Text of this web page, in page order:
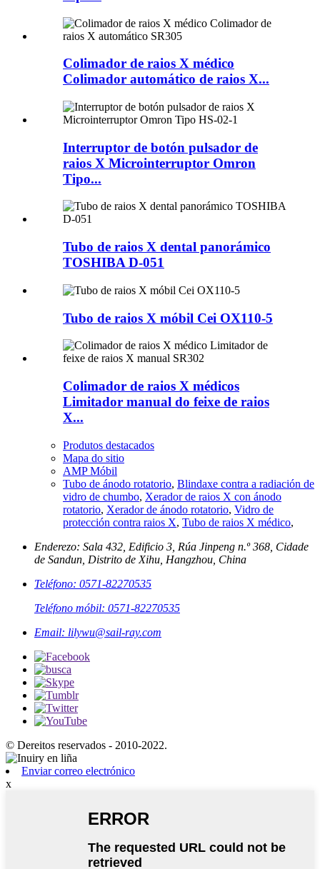
Colimador de raios X médico
Colimador automático de raios X...
Interruptor de botón pulsador de
raios X Microinterruptor Omron
Tipo...
Tubo de raios X dental panorámico
TOSHIBA D-051
Tubo de raios X móbil Cei OX110-5
Colimador de raios X médicos
Limitador manual do feixe de raios
X...
Produtos destacados
Mapa do sitio
AMP Móbil
Tubo de ánodo rotatorio, Blindaxe contra a radiación de
vidro de chumbo, Xerador de raios X con ánodo
rotatorio, Xerador de ánodo rotatorio, Vidro de
protección contra raios X, Tubo de raios X médico,
Enderezo: Sala 432, Edificio 3, Rúa Jinpeng n.º 368, Cidade
de Sandun, Distrito de Xihu, Hangzhou, China
Teléfono: 0571-82270535
Teléfono móbil: 0571-82270535
Email: lilywu@sail-ray.com
© Dereitos reservados - 2010-2022.
Enviar correo electrónico
x